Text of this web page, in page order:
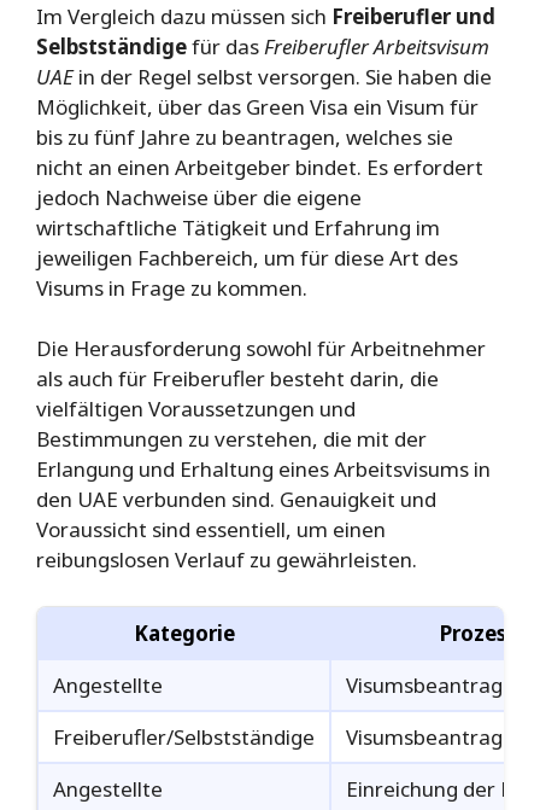
Im Vergleich dazu müssen sich Freiberufler und
Selbstständigefür dasFreiberufler Arbeitsvisum
UAEin der Regel selbst versorgen. Sie haben die
Möglichkeit, über das Green Visa ein Visum für
bis zu fünf Jahre zu beantragen, welches sie
nicht an einen Arbeitgeber bindet. Es erfordert
jedoch Nachweise über die eigene
wirtschaftliche Tätigkeit und Erfahrung im
jeweiligen Fachbereich, um für diese Art des
Visums in Frage zu kommen.
Die Herausforderung sowohl für Arbeitnehmer
als auch für Freiberufler besteht darin, die
vielfältigen Voraussetzungen und
Bestimmungen zu verstehen, die mit der
Erlangung und Erhaltung eines Arbeitsvisums in
den UAE verbunden sind. Genauigkeit und
Voraussicht sind essentiell, um einen
reibungslosen Verlauf zu gewährleisten.
Kategorie
Angestellte
Visumsbeantragung
Freiberufler/Selbstständige
Visumsbeantragung
Angestellte
Einreichung der